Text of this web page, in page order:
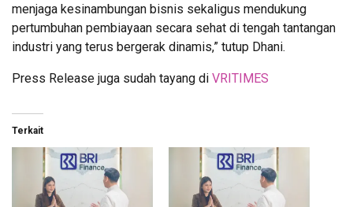
menjaga kesinambungan bisnis sekaligus mendukung
pertumbuhan pembiayaan secara sehat di tengah tantangan
industri yang terus bergerak dinamis,” tutup Dhani.
Press Release juga sudah tayang di VRITIMES
Terkait